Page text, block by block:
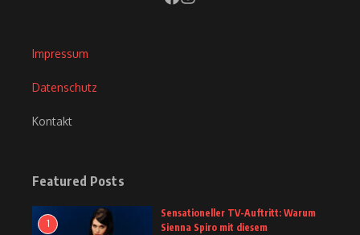
Impressum
Datenschutz
Kontakt
Featured Posts
1
Sensationeller TV-Auftritt: Warum
Sienna Spiro mit diesem